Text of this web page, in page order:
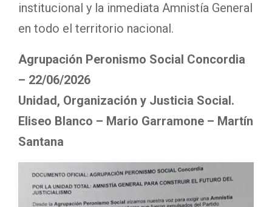
institucional y la inmediata Amnistía General
en todo el territorio nacional.
Agrupación Peronismo Social Concordia
– 22/06/2026
Unidad, Organización y Justicia Social.
Eliseo Blanco – Mario Garramone – Martín
Santana